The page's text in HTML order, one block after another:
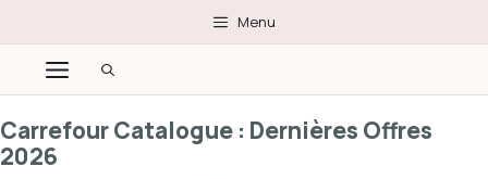
au
contenu
Menu
Menu
Carrefour Catalogue : Dernières Offres
2026